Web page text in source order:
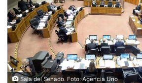
Sala del Senado. Foto: Agencia Uno